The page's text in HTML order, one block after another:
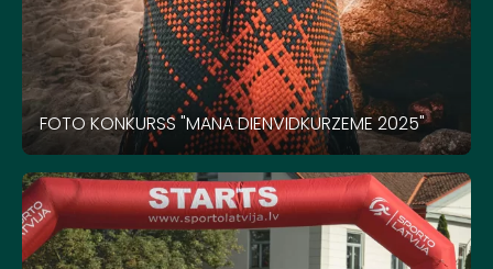
FOTO KONKURSS "MANA DIENVIDKURZEME 2025"